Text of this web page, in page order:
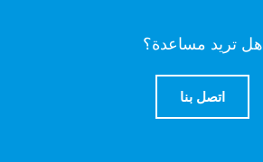
هل تريد مساعدة؟
اتصل بنا